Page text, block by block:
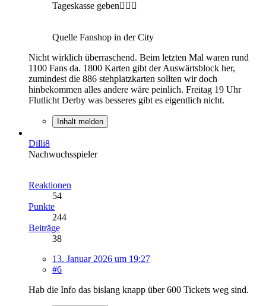
Tageskasse geben🙋🏼‍♂️
Quelle Fanshop in der City
Nicht wirklich überraschend. Beim letzten Mal waren rund
1100 Fans da. 1800 Karten gibt der Auswärtsblock her,
zumindest die 886 stehplatzkarten sollten wir doch
hinbekommen alles andere wäre peinlich. Freitag 19 Uhr
Flutlicht Derby was besseres gibt es eigentlich nicht.
Inhalt melden
Dilli8
Nachwuchsspieler
Reaktionen
54
Punkte
244
Beiträge
38
13. Januar 2026 um 19:27
#6
Hab die Info das bislang knapp über 600 Tickets weg sind.